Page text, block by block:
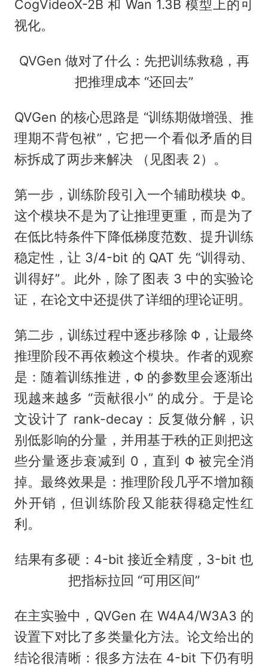
CogVideoX-2B 和 Wan 1.3B 模型上的可
视化。
QVGen 做对了什么：先把训练救稳，再
把推理成本 “还回去”
QVGen 的核心思路是 “训练期做增强、推
理期不背包袱”，它把一个看似矛盾的目
标拆成了两步来解决 （见图表 2）。
第一步，训练阶段引入一个辅助模块 Φ。
这个模块不是为了让推理更重，而是为了
在低比特条件下降低梯度范数、提升训练
稳定性，让 3/4-bit 的 QAT 先 “训得动、
训得好”。此外，除了图表 3 中的实验论
证，在论文中还提供了详细的理论证明。
第二步，训练过程中逐步移除 Φ，让最终
推理阶段不再依赖这个模块。作者的观察
是：随着训练推进，Φ 的参数里会逐渐出
现越来越多 “贡献很小” 的成分。于是论
文设计了 rank-decay：反复做分解，识
别低影响的分量，并用基于秩的正则把这
些分量逐步衰减到 0，直到 Φ 被完全消
掉。最终效果是：推理阶段几乎不增加额
外开销，但训练阶段又能获得稳定性红
利。
结果有多硬：4-bit 接近全精度，3-bit 也
把指标拉回 “可用区间”
在主实验中，QVGen 在 W4A4/W3A3 的
设置下对比了多类量化方法。论文给出的
结论很清晰：很多方法在 4-bit 下仍有明